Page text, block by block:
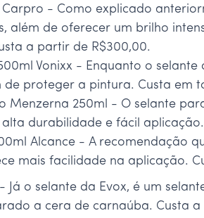
- Como explicado
além de oferecer um brilho
a partir de R$300,00.
Vonixx - Enquanto o
proteger a pintura. Custa em
Menzerna 250ml - O selante
durabilidade e fácil aplicação.
Alcance - A recomendação
mais facilidade na aplicação.
o selante da Evox, é um
a cera de carnaúba. Custa a